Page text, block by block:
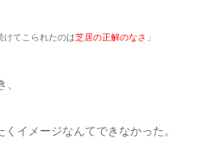
けてこられたのは芝居の正解のなさ 」
イメージなんてできなかった。